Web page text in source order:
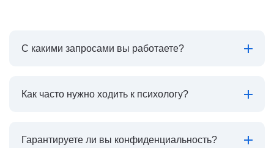
С какими запросами вы работаете?
Как часто нужно ходить к психологу?
Гарантируете ли вы конфиденциальность?